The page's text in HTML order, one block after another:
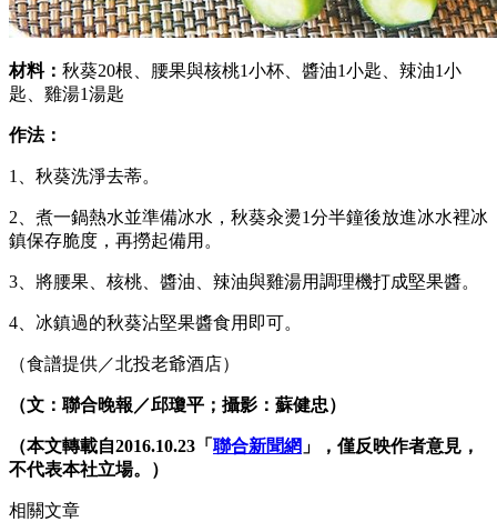
材料： 秋葵20根、腰果與核桃1小杯、醬油1小匙、辣油1小
匙、雞湯1湯匙
作法：
1、秋葵洗淨去蒂。
2、煮一鍋熱水並準備冰水，秋葵汆燙1分半鐘後放進冰水裡冰
鎮保存脆度，再撈起備用。
3、將腰果、核桃、醬油、辣油與雞湯用調理機打成堅果醬。
4、冰鎮過的秋葵沾堅果醬食用即可。
（食譜提供／北投老爺酒店）
（文：聯合晚報／邱瓊平；攝影：蘇健忠）
（本文轉載自2016.10.23「 聯合新聞網 」，僅反映作者意見，
不代表本社立場。）
相關文章